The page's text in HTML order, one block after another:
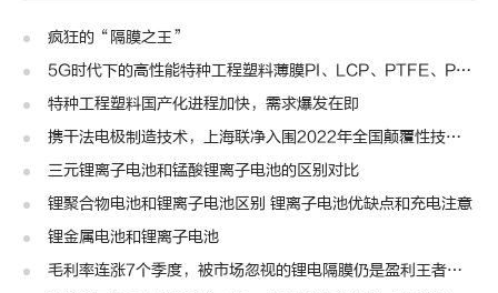
疯狂的“隔膜之王”
5G时代下的高性能特种工程塑料薄膜PI、LCP、PTFE、PPS、PEEK、PEN
特种工程塑料国产化进程加快，需求爆发在即
携干法电极制造技术，上海联净入围2022年全国颠覆性技术创新大赛
三元锂离子电池和锰酸锂离子电池的区别对比
锂聚合物电池和锂离子电池区别 锂离子电池优缺点和充电注意
锂金属电池和锂离子电池
毛利率连涨7个季度，被市场忽视的锂电隔膜仍是盈利王者？| 见智研究